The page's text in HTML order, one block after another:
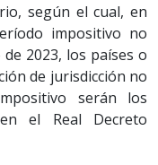
según el cual, en
impositivo no
2023, los países o
de jurisdicción no
serán los
el Real Decreto